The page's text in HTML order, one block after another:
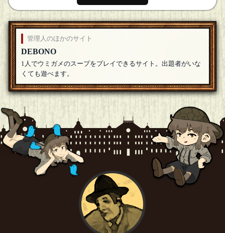
天童 魔子
ナナマガリさん ようこそなのです(ﾟдﾟ)ゞ[18年08月15日
19:25]
ナナマガリ
15日 19:24]
管理人のほかのサイト
DEBONO
1人でウミガメのスープをプレイできるサイト。出題者がいな
くても遊べます。